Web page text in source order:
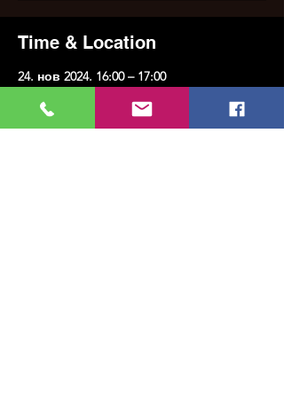
Time & Location
24. нов 2024. 16:00 – 17:00
Карабекирпаша Но:8, 34738 Кадıкои/
Истанбул, Туркиие